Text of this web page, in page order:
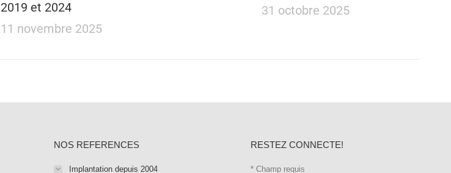
2019 et 2024
11 novembre 2025
31 octobre 2025
NOS REFERENCES
Implantation depuis 2004
RESTEZ CONNECTE!
* Champ requis